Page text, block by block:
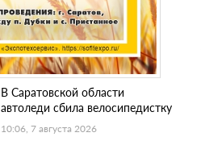
В Саратовской области
автоледи сбила велосипедистку
10:06, 7 августа 2026